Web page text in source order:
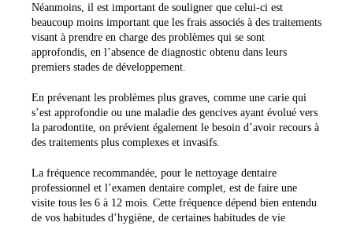
Néanmoins, il est important de souligner que celui-ci est
beaucoup moins important que les frais associés à des traitements
visant à prendre en charge des problèmes qui se sont
approfondis, en l’absence de diagnostic obtenu dans leurs
premiers stades de développement.
En prévenant les problèmes plus graves, comme une carie qui
s’est approfondie ou une maladie des gencives ayant évolué vers
la parodontite, on prévient également le besoin d’avoir recours à
des traitements plus complexes et invasifs.
La fréquence recommandée, pour le nettoyage dentaire
professionnel et l’examen dentaire complet, est de faire une
visite tous les 6 à 12 mois. Cette fréquence dépend bien entendu
de vos habitudes d’hygiène, de certaines habitudes de vie